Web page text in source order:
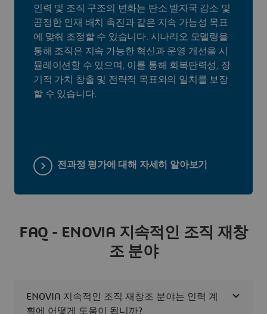
인력 및 조직 구조의 변화는 탄소 발자국 감소 및
공정한 인재 배치 촉진과 같은 지속 가능성 목표
에 맞춰 조정할 수 있습니다. 시나리오 모델링을
통해 조직은 지속 가능한 혁신과 운영 개선을 시
뮬레이션할 수 있으며, 이를 통해 회복탄력성, 장
기적 가치 창출 및 전략적 목표와의 일치를 보장
할 수 있습니다.
전과정 평가에 대해 자세히 알아보기
FAQ - ENOVIA 지속적인 조직 재창
조 분야
ENOVIA 지속적인 조직 재창조 분야는 인력 계
획에 어떻게 도움이 됩니까?